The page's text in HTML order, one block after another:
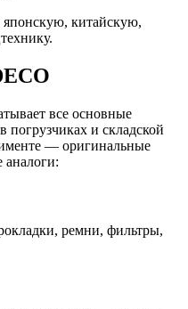
китайскую,
все основные
погрузчиках и складской
— оригинальные
ремни, фильтры,